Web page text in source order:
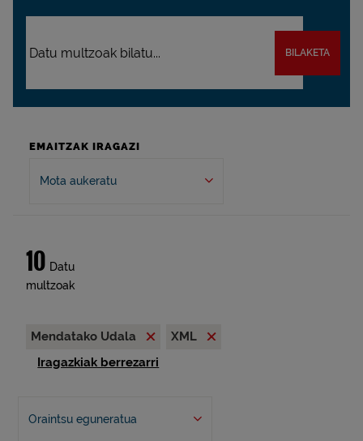
BILAKETA
EMAITZAK IRAGAZI
Mota aukeratu
10 Datu
multzoak
Mendatako Udala
XML
Iragazkiak berrezarri
Oraintsu eguneratua